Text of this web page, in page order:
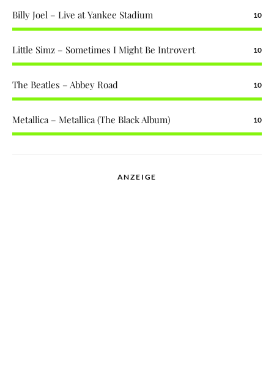
Billy Joel – Live at Yankee Stadium 10
Little Simz – Sometimes I Might Be Introvert 10
The Beatles – Abbey Road 10
Metallica – Metallica (The Black Album) 10
ANZEIGE